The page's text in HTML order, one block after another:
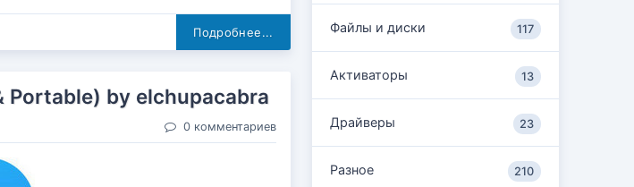
Подробнее...
Portable) by elchupacabra
0 комментариев
Файлы и диски 117
Активаторы 13
Драйверы 23
Разное 210